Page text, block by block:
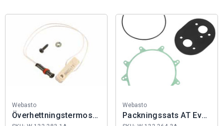
Fabrikat:
Webasto
Överhettningstermostat
Fabrikat:
Webasto
Packningssats AT Evo